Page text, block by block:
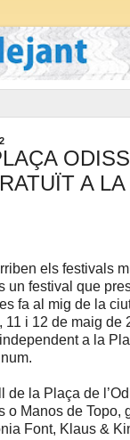
A
els festivals
un festival que
fa al mig de la
11 i 12 de maig de
a la
de la Plaça de
o Manos de Topo,
Font, Klaus &